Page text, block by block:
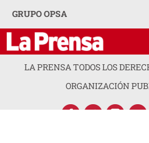
GRUPO OPSA
LA PRENSA TODOS LOS
ORGANIZACIÓN